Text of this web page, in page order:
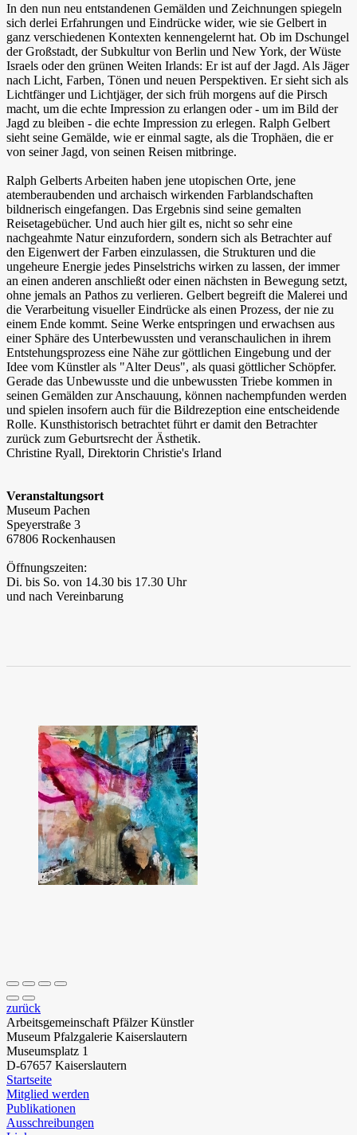
In den nun neu entstandenen Gemälden und Zeichnungen spiegeln
sich derlei Erfahrungen und Eindrücke wider, wie sie Gelbert in
ganz verschiedenen Kontexten kennengelernt hat. Ob im Dschungel
der Großstadt, der Subkultur von Berlin und New York, der Wüste
Israels oder den grünen Weiten Irlands: Er ist auf der Jagd. Als Jäger
nach Licht, Farben, Tönen und neuen Perspektiven. Er sieht sich als
Lichtfänger und Lichtjäger, der sich früh morgens auf die Pirsch
macht, um die echte Impression zu erlangen oder - um im Bild der
Jagd zu bleiben - die echte Impression zu erlegen. Ralph Gelbert
sieht seine Gemälde, wie er einmal sagte, als die Trophäen, die er
von seiner Jagd, von seinen Reisen mitbringe.
Ralph Gelberts Arbeiten haben jene utopischen Orte, jene
atemberaubenden und archaisch wirkenden Farblandschaften
bildnerisch eingefangen. Das Ergebnis sind seine gemalten
Reisetagebücher. Und auch hier gilt es, nicht so sehr eine
nachgeahmte Natur einzufordern, sondern sich als Betrachter auf
den Eigenwert der Farben einzulassen, die Strukturen und die
ungeheure Energie jedes Pinselstrichs wirken zu lassen, der immer
an einen anderen anschließt oder einen nächsten in Bewegung setzt,
ohne jemals an Pathos zu verlieren. Gelbert begreift die Malerei und
die Verarbeitung visueller Eindrücke als einen Prozess, der nie zu
einem Ende kommt. Seine Werke entspringen und erwachsen aus
einer Sphäre des Unterbewussten und veranschaulichen in ihrem
Entstehungsprozess eine Nähe zur göttlichen Eingebung und der
Idee vom Künstler als "Alter Deus", als quasi göttlicher Schöpfer.
Gerade das Unbewusste und die unbewussten Triebe kommen in
seinen Gemälden zur Anschauung, können nachempfunden werden
und spielen insofern auch für die Bildrezeption eine entscheidende
Rolle. Kunsthistorisch betrachtet führt er damit den Betrachter
zurück zum Geburtsrecht der Ästhetik.
Christine Ryall, Direktorin Christie's Irland
Veranstaltungsort
Museum Pachen
Speyerstraße 3
67806 Rockenhausen
Öffnungszeiten:
Di. bis So. von 14.30 bis 17.30 Uhr
und nach Vereinbarung
zurück
Arbeitsgemeinschaft Pfälzer Künstler
Museum Pfalzgalerie Kaiserslautern
Museumsplatz 1
D-67657 Kaiserslautern
Startseite
Mitglied werden
Publikationen
Ausschreibungen